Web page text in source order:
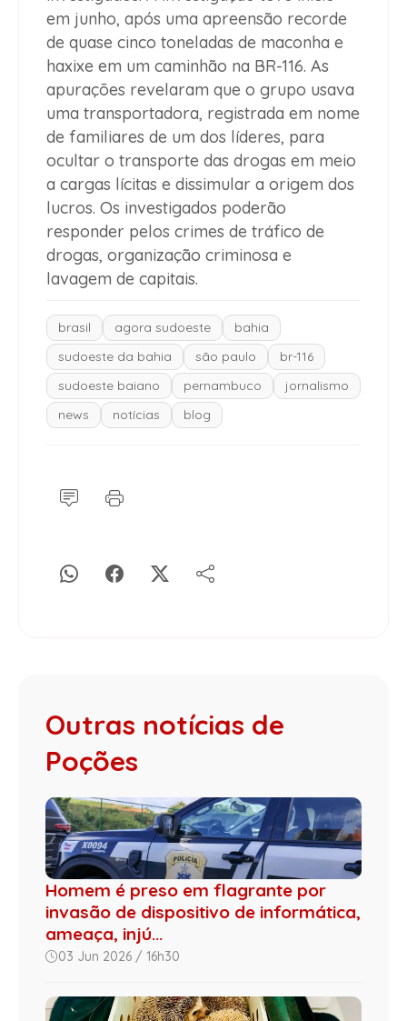
em junho, após uma apreensão recorde
de quase cinco toneladas de maconha e
haxixe em um caminhão na BR-116. As
apurações revelaram que o grupo usava
uma transportadora, registrada em nome
de familiares de um dos líderes, para
ocultar o transporte das drogas em meio
a cargas lícitas e dissimular a origem dos
lucros. Os investigados poderão
responder pelos crimes de tráfico de
drogas, organização criminosa e
lavagem de capitais.
brasil agora sudoeste
bahia
sudoeste da bahia
são paulo
br-116
sudoeste baiano
pernambuco
jornalismo
news
notícias blog
Outras notícias de
Poções
Homem é preso em flagrante por
invasão de dispositivo de informática,
ameaça, injú...
03 Jun 2026 / 16h30